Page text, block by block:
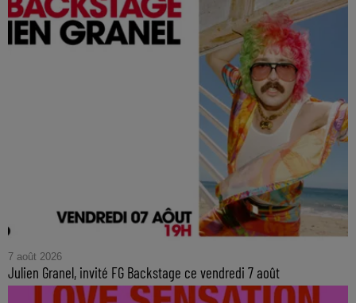
7 août 2026
Julien Granel, invité FG Backstage ce vendredi 7 août